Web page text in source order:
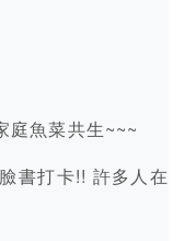
庭魚菜共生~~~
書打卡!! 許多人在